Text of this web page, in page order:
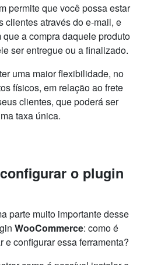
permite que você possa estar
clientes através do e-mail, e
a compra daquele produto
ser entregue ou a finalizado.
uma maior flexibilidade, no
físicos, em relação ao frete
clientes, que poderá ser
taxa única.
o plugin
parte muito importante desse
WooCommerce: como é
e configurar essa ferramenta?